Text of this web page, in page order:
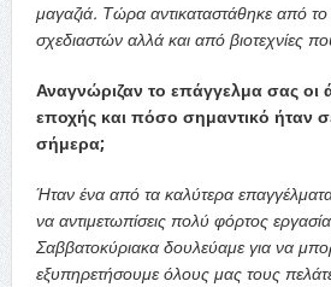
μαγαζιά. Τώρα αντικαταστάθηκε από
σχεδιαστών αλλά και από βιοτεχνίες
Αναγνώριζαν το επάγγελμα σας οι
εποχής και πόσο σημαντικό ήταν
σήμερα;
Ήταν ένα από τα καλύτερα
να αντιμετωπίσεις πολύ φόρτος
Σαββατοκύριακα δουλεύαμε για να
εξυπηρετήσουμε όλους μας τους